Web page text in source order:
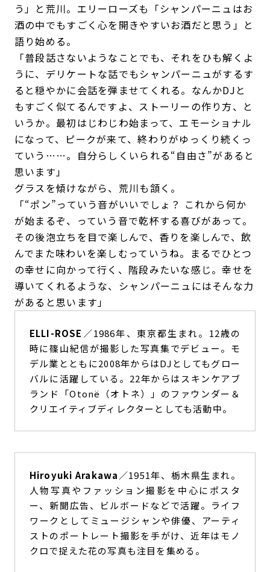
う」と荒川。エリーローズも「シャンパーニュはお
酒の中でもすごく心を開きやすいお酒だと思う」と
語り始める。
「普段話さないようなことでも、それをひも解くよ
うに、デリケートな話でもシャンパーニュがするす
ると穏やかに会話を弾ませてくれる。なんかDJと
もすごく似てるんですよ、ストーリーの作り方、と
いうか。最初はじわじわ始まって、エモーショナル
になって、ピークが来て、終わりがゆっくり続くっ
ていう……。自分らしくいられる“自由さ”があると
思います」
グラスを傾けながら、荒川も頷く。
「“ポン”っていう音がいいでしょ？ これから何か
が始まるぞ、っていう音で乾杯する喜びがあって。
その後泡立ちを目で楽しんで、香りを楽しんで、飲
んでまた味わいを楽しむっていうね。まるでひとつ
の幸せに向かって行く、階段みたいな感じ。幸せを
導いてくれるような、シャンパーニュにはそんな力
があると思います」
ELLI-ROSE ／1986年、東京都生まれ。12歳の
時に篠山紀信が撮影した写真集でデビュー。モ
デル業とともに2008年からはDJとしてもグロー
バルに活躍している。22年からはスキンケアブ
ランド「Otonë（オトネ）」のファウンダー＆
クリエイティブディレクターとしても活動中。
Hiroyuki Arakawa／1951年、栃木県生まれ。
人物写真やファッション撮影を中心にポスタ
ー、新聞広告、ビルボードなどで活躍。ライフ
ワークとしてミュージシャンや俳優、アーティ
ストのポートレート撮影を手がけ、近年はモノ
クロで捉えた花の写真も注目を集める。